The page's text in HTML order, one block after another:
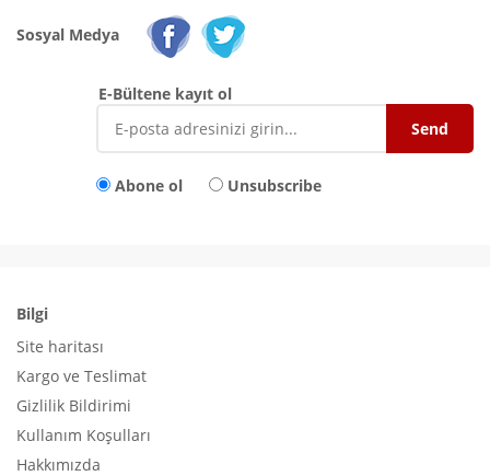
Sosyal Medya
E-Bültene kayıt ol
Abone ol Unsubscribe
Bilgi
Site haritası
Kargo ve Teslimat
Gizlilik Bildirimi
Kullanım Koşulları
Hakkımızda